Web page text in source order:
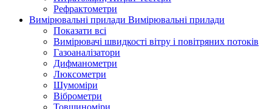
Рефрактометри
Вимірювальні прилади Вимірювальні прилади
Показати всі
Вимірювачі швидкості вітру і повітряних потоків
Газоаналізатори
Дифманометри
Люксометри
Шумоміри
Віброметри
Товщиноміри